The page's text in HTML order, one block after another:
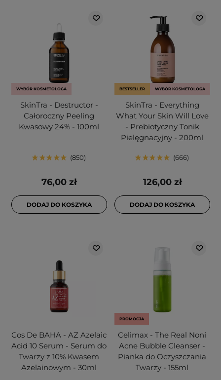
WYBÓR KOSMETOLOGA
SkinTra - Destructor -
Całoroczny Peeling
Kwasowy 24% - 100ml
850
76,00 zł
DODAJ DO KOSZYKA
BESTSELLER WYBÓR KOSMETOLOGA
SkinTra - Everything
What Your Skin Will Love
- Prebiotyczny Tonik
Pielęgnacyjny - 200ml
666
126,00 zł
DODAJ DO KOSZYKA
Cos De BAHA - AZ Azelaic
Acid 10 Serum - Serum do
Twarzy z 10% Kwasem
Azelainowym - 30ml
PROMOCJA
Celimax - The Real Noni
Acne Bubble Cleanser -
Pianka do Oczyszczania
Twarzy - 155ml